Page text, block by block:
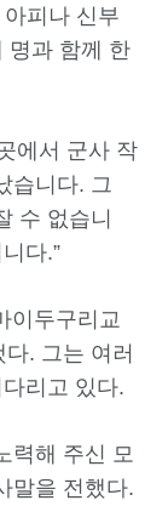
피나 신부
명과 함께 한
에서 군사 작
습니다. 그
수 없습니
다.”
이두구리교
. 그는 여러
리고 있다.
력해 주신 모
말을 전했다.